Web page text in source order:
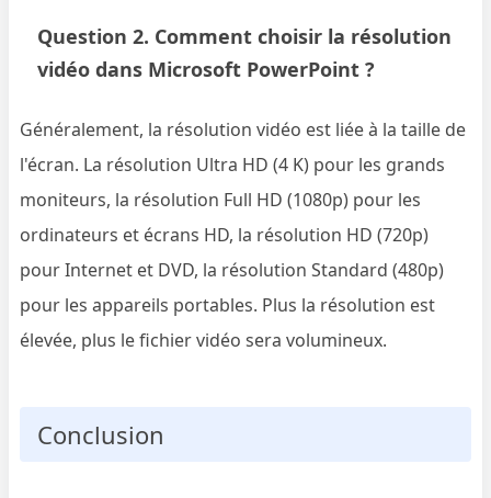
Question 2. Comment choisir la résolution
vidéo dans Microsoft PowerPoint ?
Généralement, la résolution vidéo est liée à la taille de
l'écran. La résolution Ultra HD (4 K) pour les grands
moniteurs, la résolution Full HD (1080p) pour les
ordinateurs et écrans HD, la résolution HD (720p)
pour Internet et DVD, la résolution Standard (480p)
pour les appareils portables. Plus la résolution est
élevée, plus le fichier vidéo sera volumineux.
Conclusion